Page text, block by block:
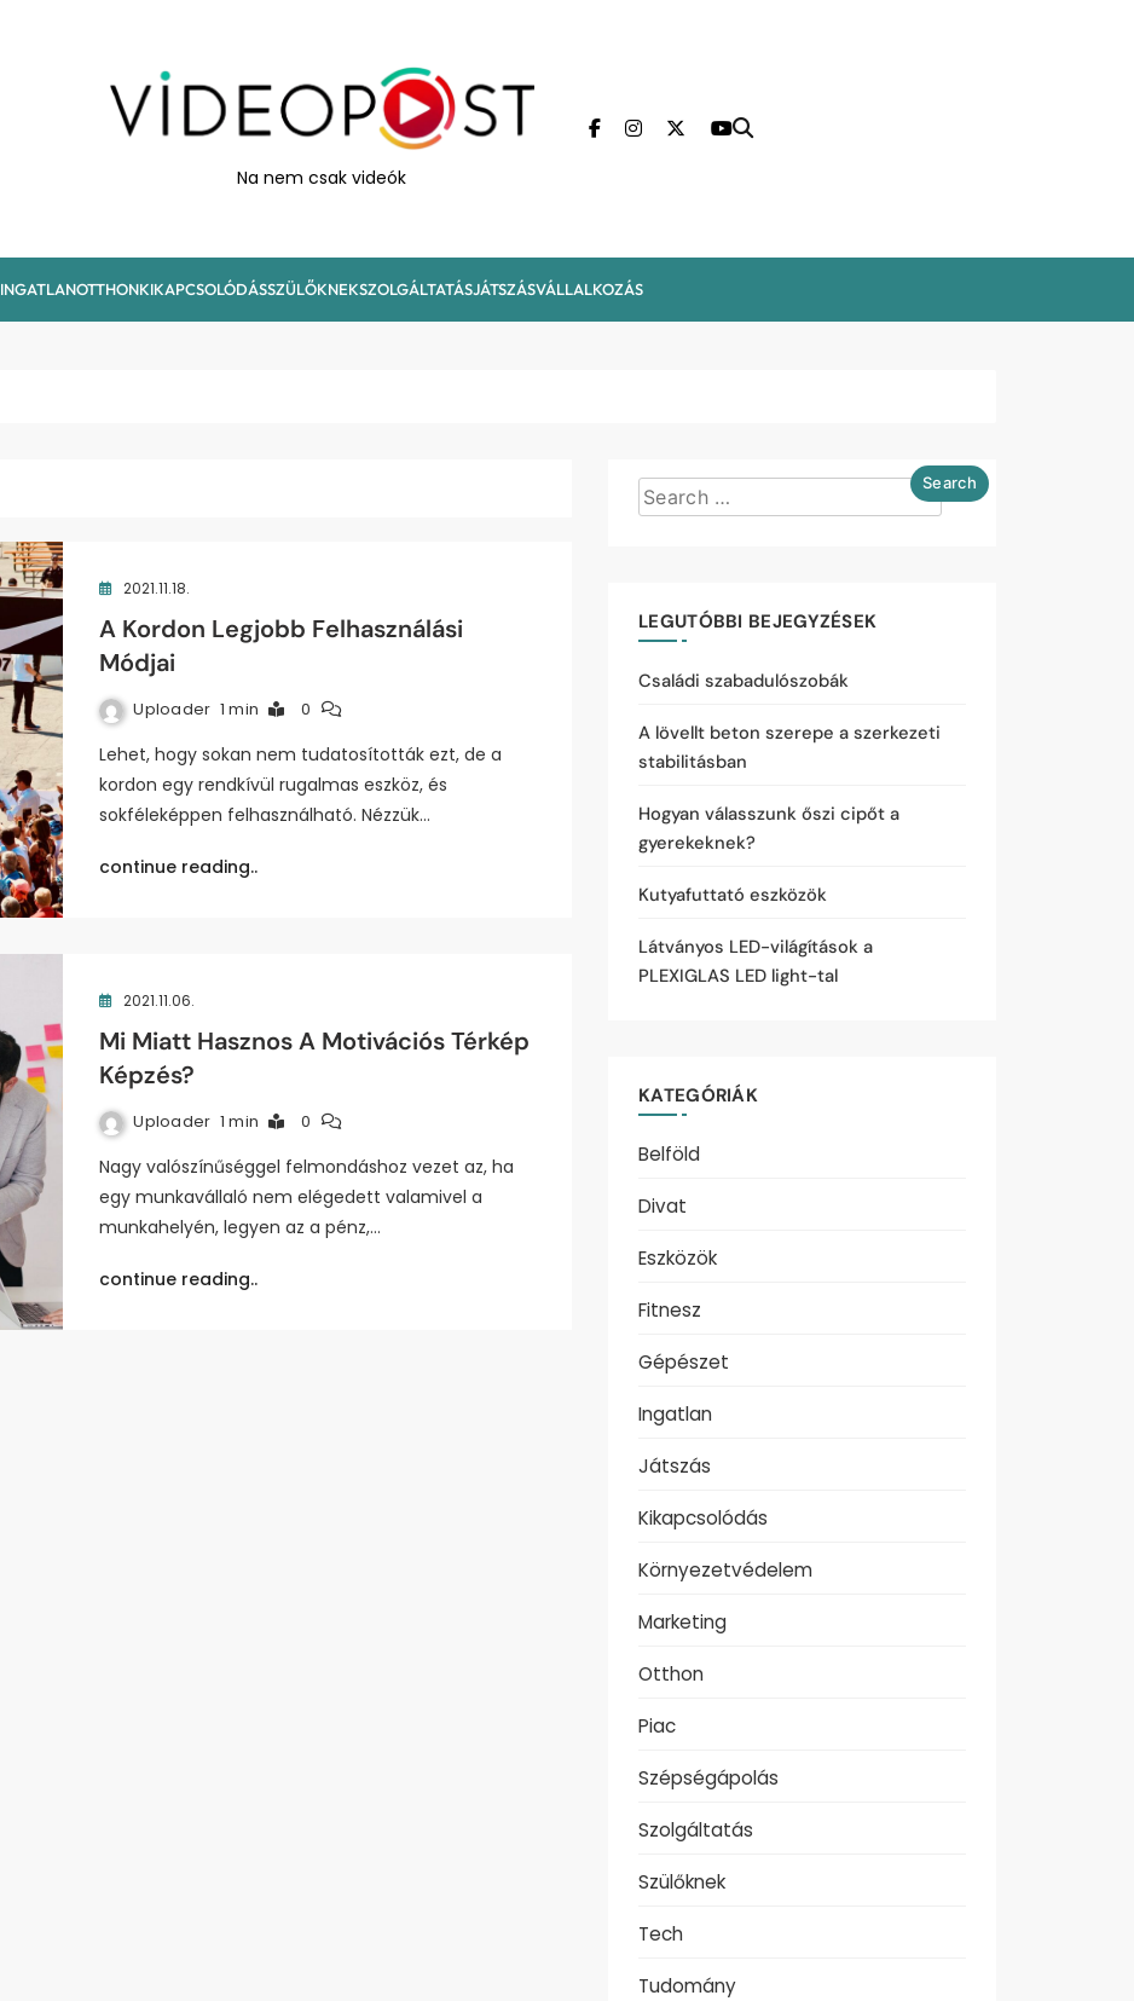
VideoPost
Na nem csak videók
INGATLANOTTHONKIKAPCSOLÓDÁSSZÜLŐKNEKSZOLGÁLTATÁSJÁTSZÁSVÁLLALKOZÁS
2021.11.18.
A Kordon Legjobb Felhasználási
Módjai
Uploader 1 min 0
Lehet, hogy sokan nem tudatosították ezt, de a
kordon egy rendkívül rugalmas eszköz, és
sokféleképpen felhasználható. Nézzük…
continue reading..
2021.11.06.
Mi Miatt Hasznos A Motivációs Térkép
Képzés?
Uploader 1 min 0
Nagy valószínűséggel felmondáshoz vezet az, ha
egy munkavállaló nem elégedett valamivel a
munkahelyén, legyen az a pénz,…
continue reading..
LEGUTÓBBI BEJEGYZÉSEK
Családi szabadulószobák
A lövellt beton szerepe a szerkezeti
stabilitásban
Hogyan válasszunk őszi cipőt a
gyerekeknek?
Kutyafuttató eszközök
Látványos LED-világítások a
PLEXIGLAS LED light-tal
KATEGÓRIÁK
Belföld
Divat
Eszközök
Fitnesz
Gépészet
Ingatlan
Játszás
Kikapcsolódás
Környezetvédelem
Marketing
Otthon
Piac
Szépségápolás
Szolgáltatás
Szülőknek
Tech
Tudomány